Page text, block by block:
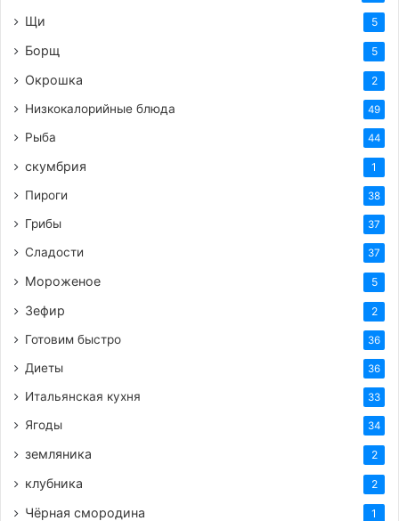
Щи 5
Борщ 5
Окрошка 2
Низкокалорийные блюда 49
Рыба 44
скумбрия 1
Пироги 38
Грибы 37
Сладости 37
Мороженое 5
Зефир 2
Готовим быстро 36
Диеты 36
Итальянская кухня 33
Ягоды 34
земляника 2
клубника 2
Чёрная смородина 1